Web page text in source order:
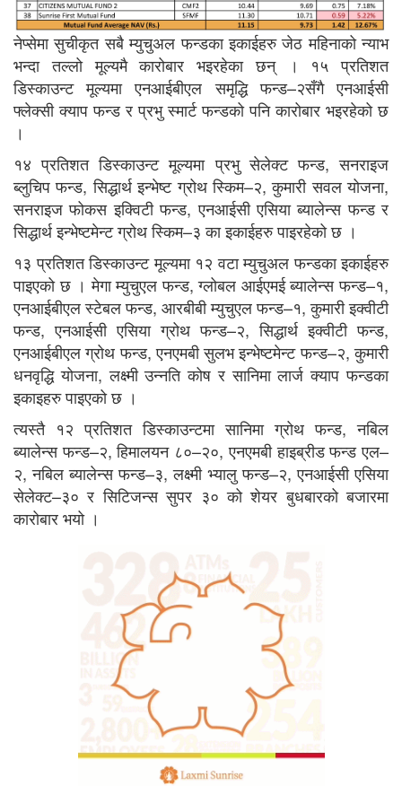
नेप्सेमा सुचीकृत सबै म्युचुअल फन्डका इकाईहरु जेठ महिनाको न्याभ
भन्दा तल्लो मूल्यमै कारोबार भइरहेका छन् । १५ प्रतिशत
डिस्काउन्ट मूल्यमा एनआईबीएल समृद्धि फन्ड–२सँगै एनआईसी
फ्लेक्सी क्याप फन्ड र प्रभु स्मार्ट फन्डको पनि कारोबार भइरहेको छ
।
१४ प्रतिशत डिस्काउन्ट मूल्यमा प्रभु सेलेक्ट फन्ड, सनराइज
ब्लुचिप फन्ड, सिद्धार्थ इन्भेष्ट ग्रोथ स्किम–२, कुमारी सवल योजना,
सनराइज फोकस इक्विटी फन्ड, एनआईसी एसिया ब्यालेन्स फन्ड र
सिद्धार्थ इन्भेष्टमेन्ट ग्रोथ स्किम–३ का इकाईहरु पाइरहेको छ ।
१३ प्रतिशत डिस्काउन्ट मूल्यमा १२ वटा म्युचुअल फन्डका इकाईहरु
पाइएको छ । मेगा म्युचुएल फन्ड, ग्लोबल आईएमई ब्यालेन्स फन्ड–१,
एनआईबीएल स्टेबल फन्ड, आरबीबी म्युचुएल फन्ड–१, कुमारी इक्वीटी
फन्ड, एनआईसी एसिया ग्रोथ फन्ड–२, सिद्धार्थ इक्वीटी फन्ड,
एनआईबीएल ग्रोथ फन्ड, एनएमबी सुलभ इन्भेष्टमेन्ट फन्ड–२, कुमारी
धनवृद्धि योजना, लक्ष्मी उन्नति कोष र सानिमा लार्ज क्याप फन्डका
इकाइहरु पाइएको छ ।
त्यस्तै १२ प्रतिशत डिस्काउन्टमा सानिमा ग्रोथ फन्ड, नबिल
ब्यालेन्स फन्ड–२, हिमालयन ८०–२०, एनएमबी हाइब्रीड फन्ड एल–
२, नबिल ब्यालेन्स फन्ड–३, लक्ष्मी भ्यालु फन्ड–२, एनआईसी एसिया
सेलेक्ट–३० र सिटिजन्स सुपर ३० को शेयर बुधबारको बजारमा
कारोबार भयो ।